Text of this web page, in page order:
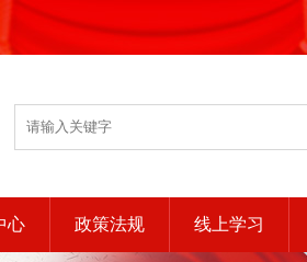
心 政策法规 线上学习